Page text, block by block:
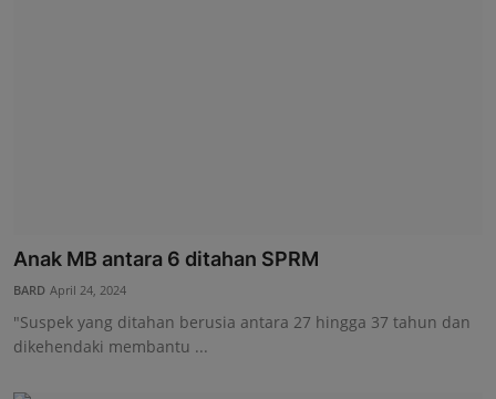
Anak MB antara 6 ditahan SPRM
BARD April 24, 2024
"Suspek yang ditahan berusia antara 27 hingga 37 tahun dan
dikehendaki membantu ...